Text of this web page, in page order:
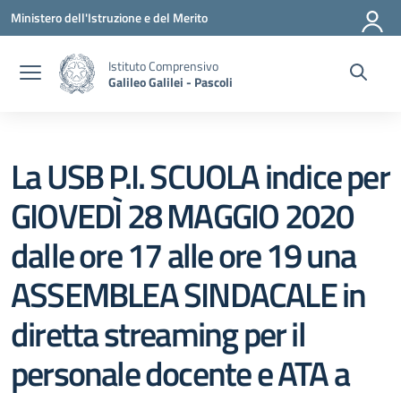
Vai ai contenuti
Vai al menu di navigazione
Vai al footer
Ministero dell'Istruzione e del Merito
Istituto Comprensivo
Galileo Galilei - Pascoli
La USB P.I. SCUOLA indice per
GIOVEDÌ 28 MAGGIO 2020
dalle ore 17 alle ore 19 una
ASSEMBLEA SINDACALE in
diretta streaming per il
personale docente e ATA a